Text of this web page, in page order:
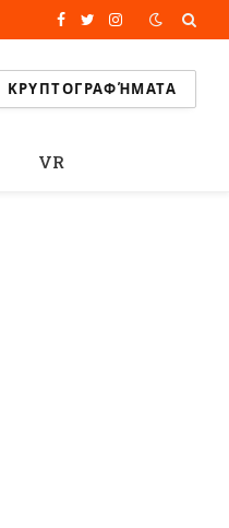
Facebook
TwitterInstagram
ΚΡΥΠΤΟΓΡΑΦΉΜΑΤΑ
VR